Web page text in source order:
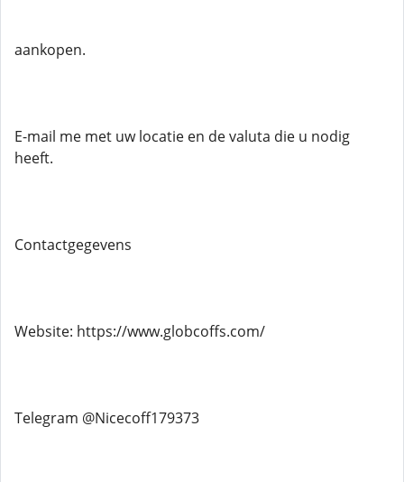
aankopen.
E-mail me met uw locatie en de valuta die u nodig
heeft.
Contactgegevens
Website: https://www.globcoffs.com/
Telegram @Nicecoff179373